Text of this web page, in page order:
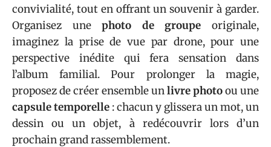
convivialité, tout en offrant un souvenir à garder.
Organisez unephoto de groupe originale,
imaginez la prise de vue par drone, pour une
perspective inédite qui fera sensation dans
l’album familial. Pour prolonger la magie,
proposez de créer ensemble unlivre photoou une
capsule temporelle : chacun y glissera un mot, un
dessin ou un objet, à redécouvrir lors d’un
prochain grand rassemblement.